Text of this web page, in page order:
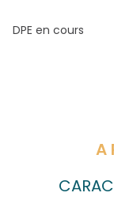
DPE en cours
A